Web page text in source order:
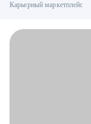
Карьерный маркетплейс